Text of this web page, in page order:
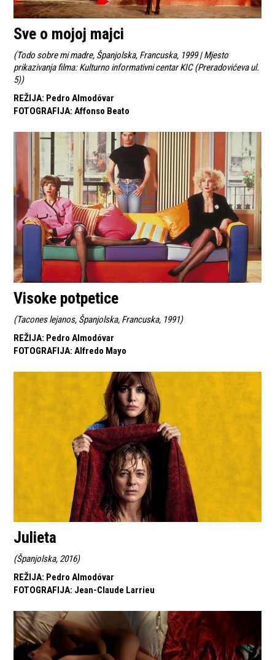
Sve o mojoj majci
(Todo sobre mi madre, Španjolska, Francuska, 1999 | Mjesto
prikazivanja filma: Kulturno informativni centar KIC (Preradovićeva ul.
5))
REŽIJA: Pedro Almodóvar
FOTOGRAFIJA: Affonso Beato
Visoke potpetice
(Tacones lejanos, Španjolska, Francuska, 1991)
REŽIJA: Pedro Almodóvar
FOTOGRAFIJA: Alfredo Mayo
Julieta
(Španjolska, 2016)
REŽIJA: Pedro Almodóvar
FOTOGRAFIJA: Jean-Claude Larrieu